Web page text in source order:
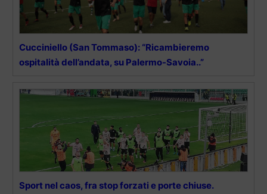
Cucciniello (San Tommaso): “Ricambieremo
ospitalità dell’andata, su Palermo-Savoia..”
Sport nel caos, fra stop forzati e porte chiuse.